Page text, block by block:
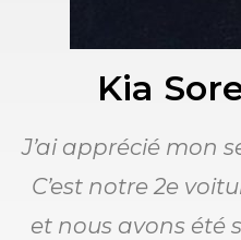
Kia
J’ai apprécié mon
C’est notre 2e
et nous avons été